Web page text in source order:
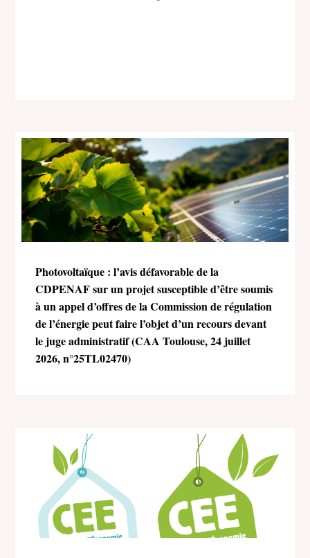
Photovoltaïque : l’avis défavorable de la
CDPENAF sur un projet susceptible d’être soumis
à un appel d’offres de la Commission de régulation
de l’énergie peut faire l’objet d’un recours devant
le juge administratif (CAA Toulouse, 24 juillet
2026, n°25TL02470)